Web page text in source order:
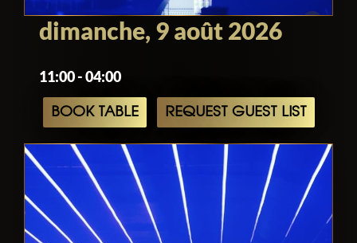
dimanche, 9 août 2026
11:00 - 04:00
BOOK TABLE REQUEST GUEST LIST